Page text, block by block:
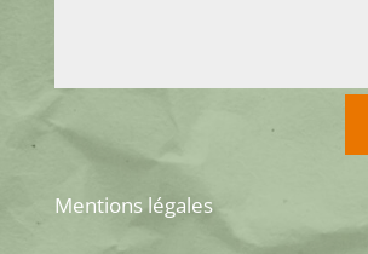
Mentions légales